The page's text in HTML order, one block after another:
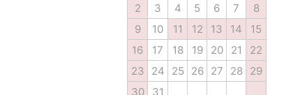
2
3 4 5 6 7
8
9
10 11 12 13 14
15
16
17 18 19 20 21
22
23
24 25 26 27 28
29
30
31